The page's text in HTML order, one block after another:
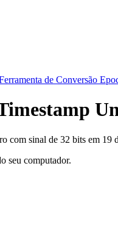
de Conversão
com sinal de 32 bits em
seu computador.